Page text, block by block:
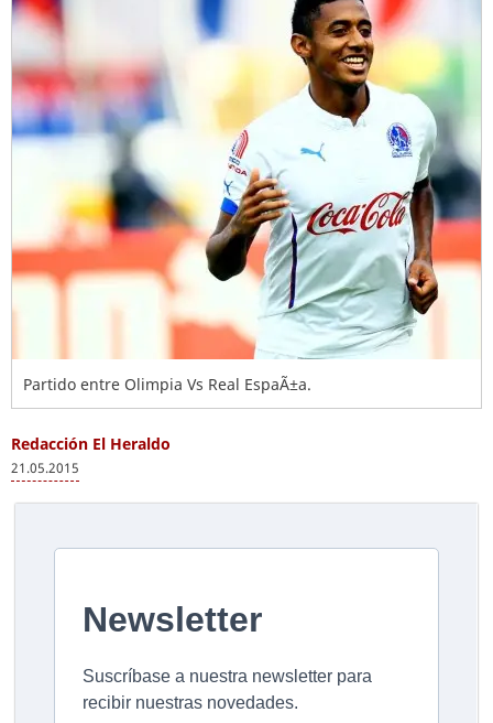
Partido entre Olimpia Vs Real EspaÃ±a.
Redacción El Heraldo
21.05.2015